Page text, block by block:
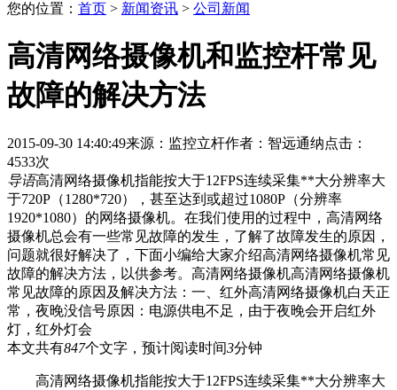
您的位置： 首页 > 新闻资讯 > 公司新闻
高清网络摄像机和监控杆常见
故障的解决方法
2015-09-30 14:40:49来源：监控立杆作者：智远通纳点击：
4533次
导语高清网络摄像机指能按大于12FPS连续采集**大分辨率大
于720P（1280*720），甚至达到或超过1080P（分辨率
1920*1080）的网络摄像机。在我们使用的过程中，高清网络
摄像机总会有一些常见故障的发生，了解了故障发生的原因，
问题就很好解决了，下面小编给大家介绍高清网络摄像机常见
故障的解决方法，以供参考。高清网络摄像机高清网络摄像机
常见故障的原因及解决方法：一、红外高清网络摄像机白天正
常，夜晚没信号原因：电源供电不足，由于夜晚会开启红外
灯，红外灯会
本文共有847个文字，预计阅读时间3分钟
高清网络摄像机指能按大于12FPS连续采集**大分辨率大